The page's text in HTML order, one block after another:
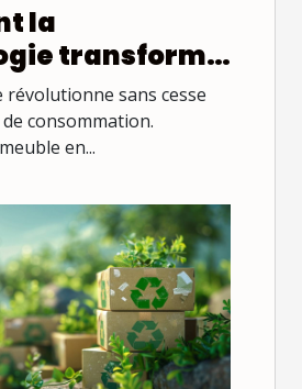
la
transforme
meubles en
révolutionne sans cesse
consommation.
en...